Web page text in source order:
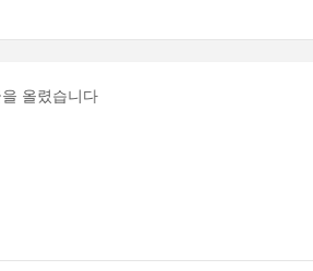
올렸습니다